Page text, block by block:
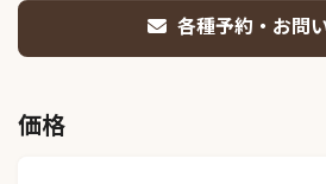
各種予約・お問
価格